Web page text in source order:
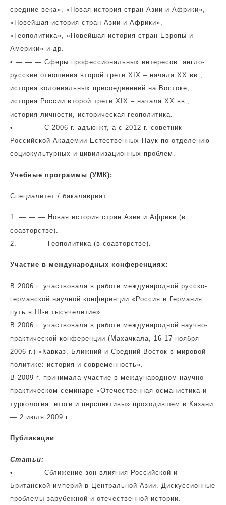
средние века», «Новая история стран Азии и Африки»,
«Новейшая история стран Азии и Африки»,
«Геополитика», «Новейшая история стран Европы и
Америки» и др.
• — — — Сферы профессиональных интересов: англо-
русские отношения второй трети XIX – начала ХХ вв.,
история колониальных присоединений на Востоке,
история России второй трети XIX – начала ХХ вв.,
история личности, историческая геополитика.
• — — — С 2006 г. адъюнкт, а с 2012 г. советник
Российской Академии Естественных Наук по отделению
социокультурных и цивилизационных проблем.
Учебные программы (УМК):
Специалитет / бакалавриат:
1. — — — Новая история стран Азии и Африки (в
соавторстве).
2. — — — Геополитика (в соавторстве).
Участие в международных конференциях:
В 2006 г. участвовала в работе международной русско-
германской научной конференции «Россия и Германия:
путь в III-е тысячелетие».
В 2006 г. участвовала в работе международной научно-
практической конференции (Махачкала, 16-17 ноября
2006 г.) «Кавказ, Ближний и Средний Восток в мировой
политике: история и современность».
В 2009 г. принимала участие в международном научно-
практическом семинаре «Отечественная османистика и
туркология: итоги и перспективы» проходившем в Казани
— 2 июля 2009 г.
Публикации
Статьи:
• — — — Сближение зон влияния Российской и
Британской империй в Центральной Азии. Дискуссионные
проблемы зарубежной и отечественной истории.